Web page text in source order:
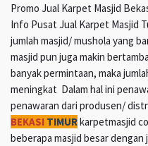
Promo Jual Karpet Masjid
Info Pusat Jual Karpet Masjid
jumlah masjid/ mushola yang
masjid pun juga makin
banyak permintaan, maka
meningkat Dalam hal ini
penawaran dari produsen/
BEKASI TIMURkarpetmasjid
beberapa masjid besar dengan